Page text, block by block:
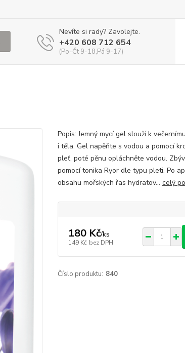
Nevíte si rady? Zavolejte.
+420 608 712 654
(Po-Čt 9-18,Pá 9-17)
Popis: Jemný mycí gel slouží k
i těla. Gel napěňte s vodou a pomocí
pleť, poté pěnu opláchněte vodou.
pomocí tonika Ryor dle typu pleti. Po
obsahu mořských řas hydratov... celý
180 Kč/ks
149 Kč bez DPH
Číslo produktu: 840